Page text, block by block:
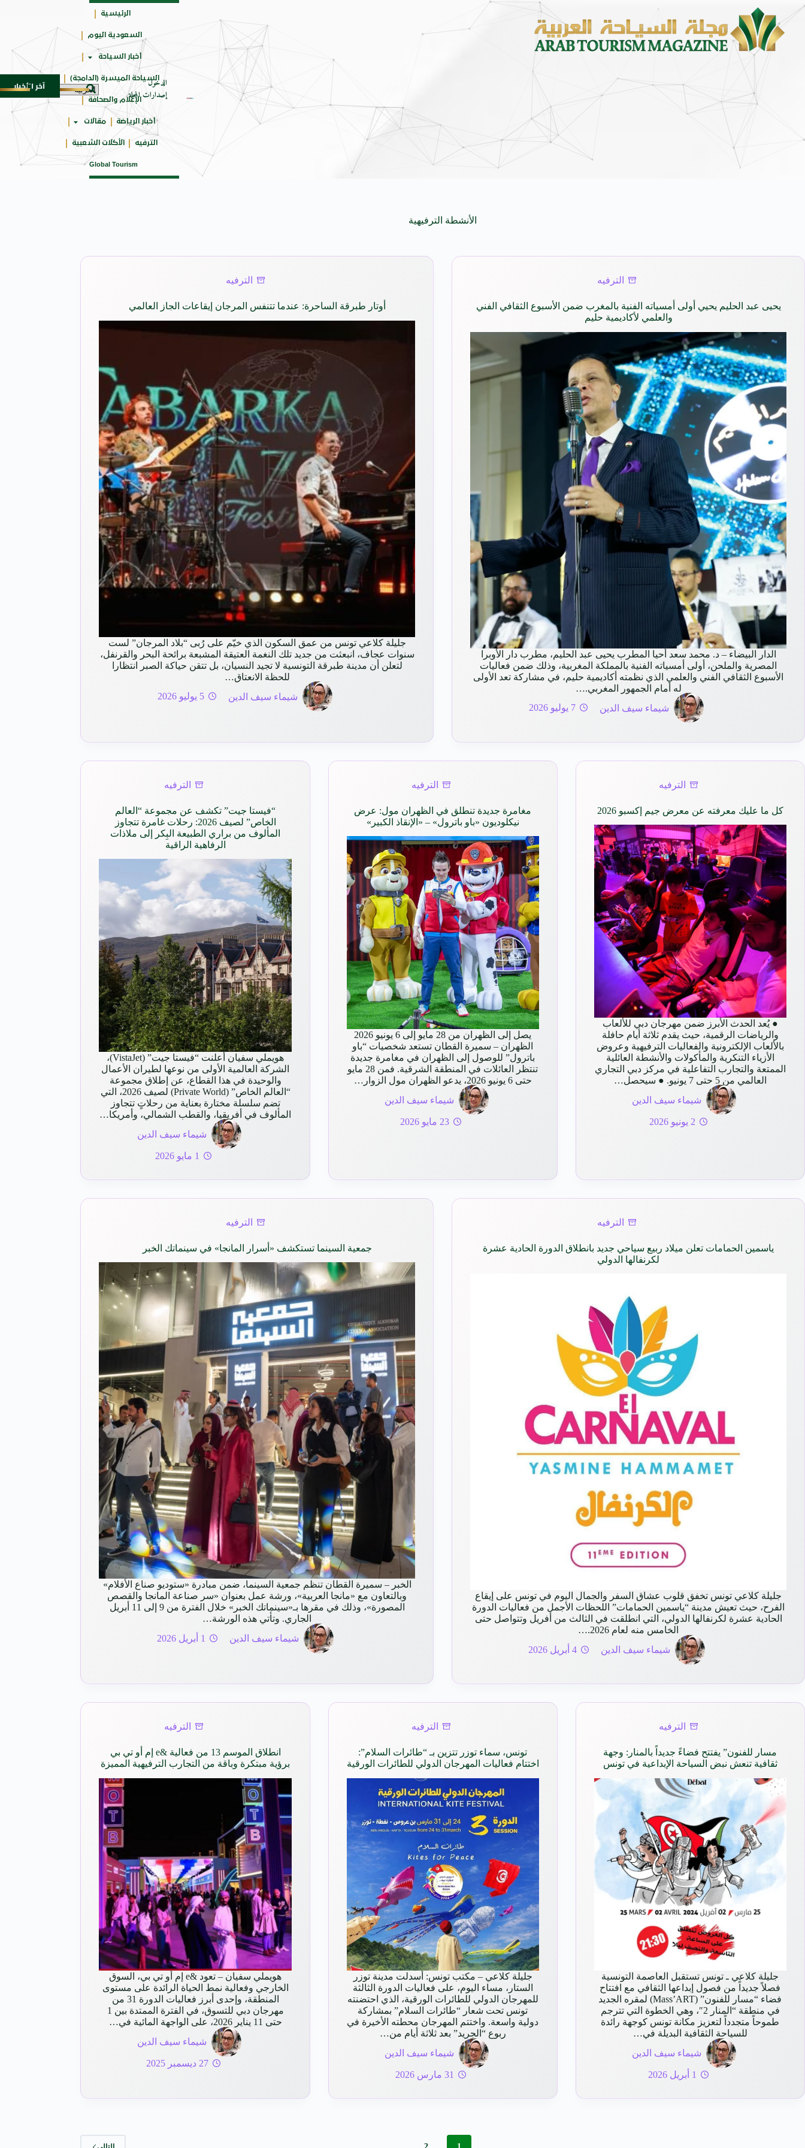
جائزتي
أوسكار
الدخول
إصدارات المجلة
الرئيسية
السعودية اليوم
أخبار السياحة
السياحة الميسرة (الدامجة)
الإعلام والصحافة
أخبار الرياضة مقالات
الترفيه الأكلات الشعبية
Global Tourism
آخر الأخبار محمد يوسف ناغي للسيارات تطلق هيونداي فينيو الجديدة كلياً في جدة بارك .. تصميم جريء وتقنيات ذكية تعيد تعريف فئة الـ SUV المدمجة 7 أغسطس 2026 مهرجان صيف بريدة يستقطب أكثر من 4 آلاف زائر يوميا ويوفر 500 فرصة وظيفية
الأنشطة الترفيهية
الترفيه
يحيى عبد الحليم يحيي أولى أمسياته الفنية بالمغرب ضمن الأسبوع الثقافي الفني
والعلمي لأكاديمية حليم
الدار البيضاء – د. محمد سعد أحيا المطرب يحيى عبد الحليم، مطرب دار الأوبرا
المصرية والملحن، أولى أمسياته الفنية بالمملكة المغربية، وذلك ضمن فعاليات
الأسبوع الثقافي الفني والعلمي الذي نظمته أكاديمية حليم، في مشاركة تعد الأولى
له أمام الجمهور المغربي.…
شيماء سيف الدين
7 يوليو 2026
الترفيه
أوتار طبرقة الساحرة: عندما تتنفس المرجان إيقاعات الجاز العالمي
جليلة كلاعي تونس من عمق السكون الذي خيّم على رُبى “بلاد المرجان” لست
سنوات عجاف، انبعثت من جديد تلك النغمة العتيقة المشبعة برائحة البحر والقرنفل،
لتعلن أن مدينة طبرقة التونسية لا تجيد النسيان، بل تتقن حياكة الصبر انتظارا
للحظة الانعتاق…
شيماء سيف الدين
5 يوليو 2026
الترفيه
كل ما عليك معرفته عن معرض جيم إكسبو 2026
● يُعد الحدث الأبرز ضمن مهرجان دبي للألعاب
والرياضات الرقمية، حيث يقدم ثلاثة أيام حافلة
بالألعاب الإلكترونية والفعاليات الترفيهية وعروض
الأزياء التنكرية والمأكولات والأنشطة العائلية
الممتعة والتجارب التفاعلية في مركز دبي التجاري
العالمي من 5 حتى 7 يونيو. ● سيحصل…
شيماء سيف الدين
2 يونيو 2026
الترفيه
مغامرة جديدة تنطلق في الظهران مول: عرض
نيكلوديون «باو باترول» – «الإنقاذ الكبير»
يصل إلى الظهران من 28 مايو إلى 6 يونيو 2026
الظهران – سميرة القطان تستعد شخصيات “باو
باترول” للوصول إلى الظهران في مغامرة جديدة
تنتظر العائلات في المنطقة الشرقية. فمن 28 مايو
حتى 6 يونيو 2026، يدعو الظهران مول الزوار…
شيماء سيف الدين
23 مايو 2026
الترفيه
“فيستا جيت” تكشف عن مجموعة “العالم
الخاص” لصيف 2026: رحلات غامرة تتجاوز
المألوف من براري الطبيعة البِكر إلى ملاذات
الرفاهية الراقية
هويملي سفيان أعلنت “فيستا جيت” (VistaJet)،
الشركة العالمية الأولى من نوعها لطيران الأعمال
والوحيدة في هذا القطاع، عن إطلاق مجموعة
“العالم الخاص” (Private World) لصيف 2026، التي
تضم سلسلة مختارة بعناية من رحلاتٍ تتجاوز
المألوف في أفريقيا، والقطب الشمالي، وأمريكا…
شيماء سيف الدين
1 مايو 2026
الترفيه
ياسمين الحمامات تعلن ميلاد ربيع سياحي جديد بانطلاق الدورة الحادية عشرة
لكرنفالها الدولي
جليلة كلاعي تونس تخفق قلوب عشاق السفر والجمال اليوم في تونس على إيقاع
الفرح، حيث تعيش مدينة “ياسمين الحمامات” اللحظات الأجمل من فعاليات الدورة
الحادية عشرة لكرنفالها الدولي، التي انطلقت في الثالث من أفريل وتتواصل حتى
الخامس منه لعام 2026.…
شيماء سيف الدين
4 أبريل 2026
الترفيه
جمعية السينما تستكشف «أسرار المانجا» في سينماتك الخبر
الخبر – سميرة القطان تنظم جمعية السينما، ضمن مبادرة «ستوديو صناع الأفلام»
وبالتعاون مع «مانجا العربية»، ورشة عمل بعنوان «سر صناعة المانجا والقصص
المصورة»، وذلك في مقرها بـ«سينماتك الخبر» خلال الفترة من 9 إلى 11 أبريل
الجاري. وتأتي هذه الورشة…
شيماء سيف الدين
1 أبريل 2026
الترفيه
مسار للفنون” يفتتح فضاءً جديداً بالمنار: وجهة
ثقافية تنعش نبض السياحة الإبداعية في تونس
جليلة كلاعي ـ تونس تستقبل العاصمة التونسية
فصلاً جديداً من فصول إبداعها الثقافي مع افتتاح
فضاء “مسار للفنون” (Mass’ART) لمقره الجديد
في منطقة “المنار 2″، وهي الخطوة التي تترجم
طموحاً متجدداً لتعزيز مكانة تونس كوجهة رائدة
للسياحة الثقافية البديلة في…
شيماء سيف الدين
1 أبريل 2026
الترفيه
تونس، سماء توزر تتزين بـ “طائرات السلام”:
اختتام فعاليات المهرجان الدولي للطائرات الورقية
جليلة كلاعي – مكتب تونس: أسدلت مدينة توزر
الستار، مساء اليوم، على فعاليات الدورة الثالثة
للمهرجان الدولي للطائرات الورقية، الذي احتضنته
تونس تحت شعار “طائرات السلام” بمشاركة
دولية واسعة. واختتم المهرجان محطته الأخيرة في
ربوع “الجريد” بعد ثلاثة أيام من…
شيماء سيف الدين
31 مارس 2026
الترفيه
انطلاق الموسم 13 من فعالية &e إم أو تي بي
برؤية مبتكرة وباقة من التجارب الترفيهية المميزة
هويملي سفيان – تعود &e إم أو تي بي، السوق
الخارجي وفعالية نمط الحياة الرائدة على مستوى
المنطقة، وإحدى أبرز فعاليات الدورة 31 من
مهرجان دبي للتسوق، في الفترة الممتدة بين 1
حتى 11 يناير 2026، على الواجهة المائية في…
شيماء سيف الدين
27 ديسمبر 2025